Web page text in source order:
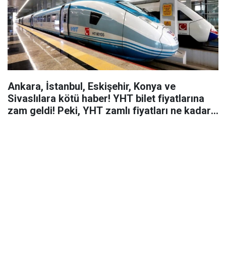
Ankara, İstanbul, Eskişehir, Konya ve
Sivaslılara kötü haber! YHT bilet fiyatlarına
zam geldi! Peki, YHT zamlı fiyatları ne kadar,